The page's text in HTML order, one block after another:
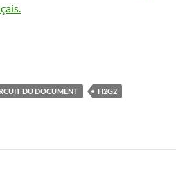
DU DOCUMENT
H2G2